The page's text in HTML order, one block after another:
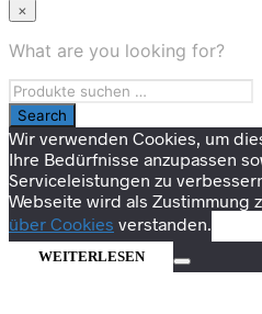
×
What are you looking for?
Wir verwenden Cookies, um
Ihre Bedürfnisse anzupassen
Serviceleistungen zu
Webseite wird als Zustimmung
über Cookies verstanden.
WEITERLESEN